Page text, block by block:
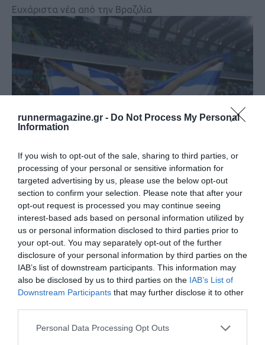
runnermagazine.gr - Do Not Process My Personal
Information
If you wish to opt-out of the sale, sharing to third parties, or
processing of your personal or sensitive information for
targeted advertising by us, please use the below opt-out
section to confirm your selection. Please note that after your
opt-out request is processed you may continue seeing
interest-based ads based on personal information utilized by
us or personal information disclosed to third parties prior to
your opt-out. You may separately opt-out of the further
disclosure of your personal information by third parties on the
IAB’s list of downstream participants. This information may
also be disclosed by us to third parties on the IAB’s List of
Downstream Participants that may further disclose it to other
Personal Data Processing Opt Outs
Ευχάριστα νέα από την Βραζιλία
Παγκόσμιο Κ20: Το πρώτο μετάλλιο για την
Ελλάδα με την …
Το πρώτο!